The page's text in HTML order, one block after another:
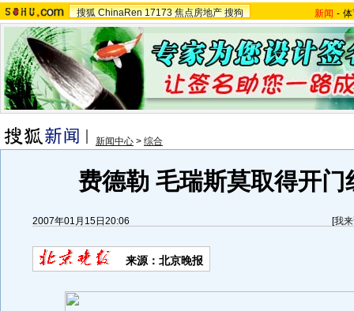
搜狐 ChinaRen 17173 焦点房地产 搜狗 新闻 -
新闻中心 > 综合
费德勒 毛瑞斯莫取得开门
2007年01月15日20:06 [我
来源：北京晚报